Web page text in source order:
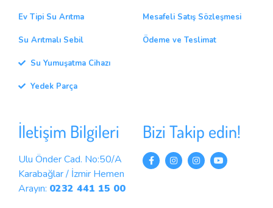
Ev Tipi Su Arıtma
Su Arıtmalı Sebil
Su Yumuşatma Cihazı
Yedek Parça
Mesafeli Satış Sözleşmesi
Ödeme ve Teslimat
İletişim Bilgileri
Ulu Önder Cad. No:50/A
Karabağlar / İzmir Hemen
Arayın: 0232 441 15 00
Bizi Takip edin!